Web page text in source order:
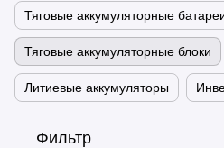
Тяговые аккумуляторные
Тяговые аккумуляторные блоки
Литиевые аккумуляторы
Фильтр